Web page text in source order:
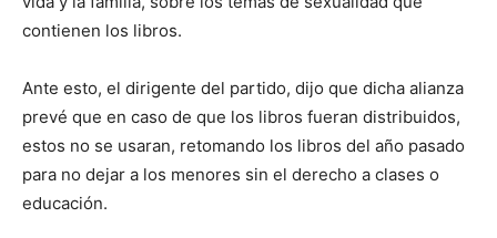
contienen los libros.
Ante esto, el dirigente del partido, dijo que dicha alianza
prevé que en caso de que los libros fueran distribuidos,
estos no se usaran, retomando los libros del año pasado
para no dejar a los menores sin el derecho a clases o
educación.